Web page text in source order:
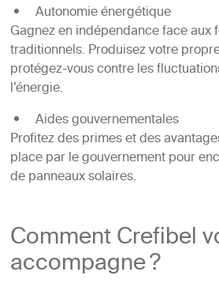
Autonomie énergétique
Gagnez en indépendance face aux
traditionnels. Produisez votre
protégez-vous contre les
l’énergie.
Aides gouvernementales
Profitez des primes et des
place par le gouvernement pour
de panneaux solaires.
Comment Crefibel
accompagne ?